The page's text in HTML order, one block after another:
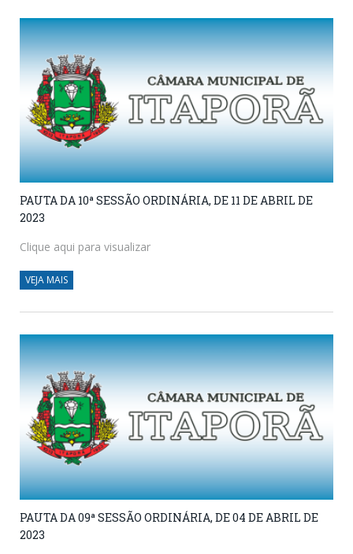
PAUTA DA 10ª SESSÃO ORDINÁRIA, DE 11 DE ABRIL DE
2023
Clique aqui para visualizar
VEJA MAIS
PAUTA DA 09ª SESSÃO ORDINÁRIA, DE 04 DE ABRIL DE
2023